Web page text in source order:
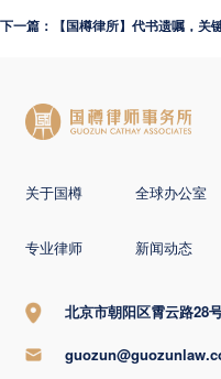
下一篇：【国樽律所】代书遗嘱，关
关于国樽 全球办公室
专业律师 新闻动态
北京市朝阳区霄云路28